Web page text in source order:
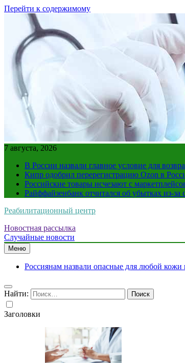
Перейти к содержимому
7 августа, 2026
В России назвали главное условие для
Кипр одобрил перерегистрацию Ozon в
Российские товары исчезают с
Райффайзенбанк отчитался об убытках из-за
Реабилитационный центр
Новостная рассылка
Случайные новости
Меню
Россиянам назвали опасные для любой кожи
Найти:
Заголовки